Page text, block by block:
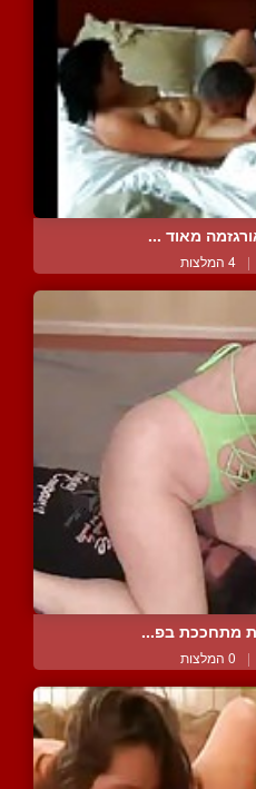
מאוד ...
| 4 המלצות
מתחככת בפ...
| 0 המלצות